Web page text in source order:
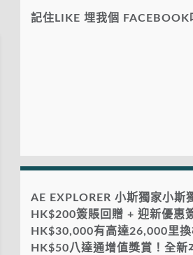
記住LIKE 埋我個 FACEBOOK
AE EXPLORER 小斯獨家小斯
HK$200簽賬回贈 + 迎新優惠
HK$30,000有高達26,000里
HK$50八達通增值獎賞！全新